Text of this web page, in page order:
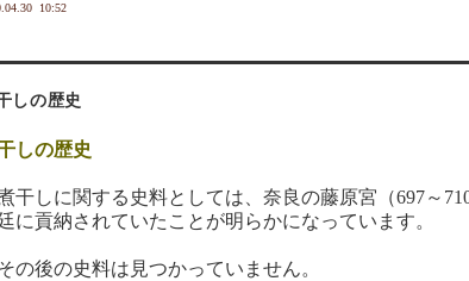
10:52
しの歴史
しの歴史
干しに関する史料としては、奈良の藤原宮（697～
に貢納されていたことが明らかになっています。
の後の史料は見つかっていません。